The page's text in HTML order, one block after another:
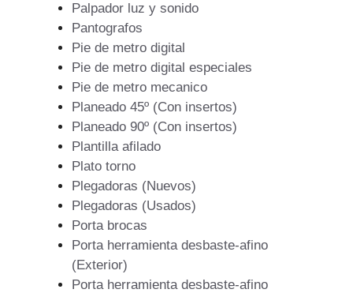
Palpador luz y sonido
Pantografos
Pie de metro digital
Pie de metro digital especiales
Pie de metro mecanico
Planeado 45º (Con insertos)
Planeado 90º (Con insertos)
Plantilla afilado
Plato torno
Plegadoras (Nuevos)
Plegadoras (Usados)
Porta brocas
Porta herramienta desbaste-afino
(Exterior)
Porta herramienta desbaste-afino